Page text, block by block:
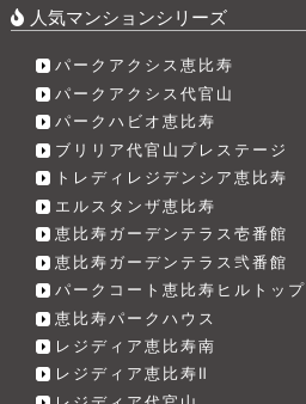
人気マンションシリーズ
パークアクシス恵比寿
パークアクシス代官山
パークハビオ恵比寿
ブリリア代官山プレステージ
トレディレジデンシア恵比寿
エルスタンザ恵比寿
恵比寿ガーデンテラス壱番館
恵比寿ガーデンテラス弐番館
パークコート恵比寿ヒルトップ
恵比寿パークハウス
レジディア恵比寿南
レジディア恵比寿Ⅱ